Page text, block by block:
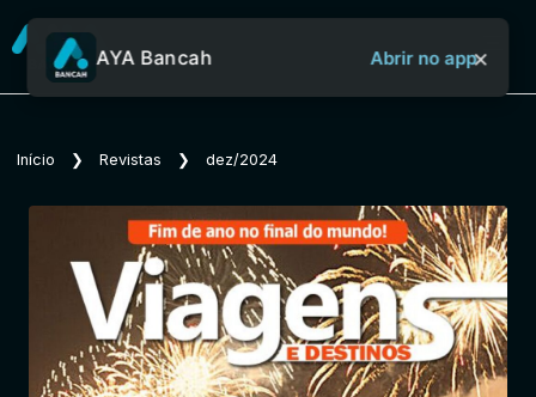
Sobre o Aya Bancah
Início
Revistas
AYA Bancah Abrir no app×
Início ❯ Revistas ❯ dez/2024